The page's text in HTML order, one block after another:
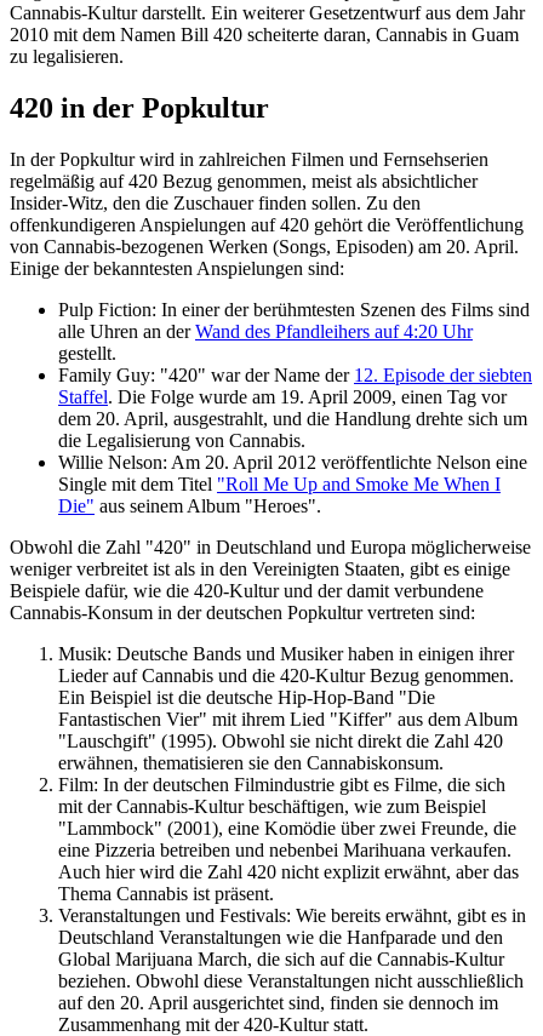
Cannabis-Kultur darstellt. Ein weiterer Gesetzentwurf aus dem Jahr
2010 mit dem Namen Bill 420 scheiterte daran, Cannabis in Guam
zu legalisieren.
420 in der Popkultur
In der Popkultur wird in zahlreichen Filmen und Fernsehserien
regelmäßig auf 420 Bezug genommen, meist als absichtlicher
Insider-Witz, den die Zuschauer finden sollen. Zu den
offenkundigeren Anspielungen auf 420 gehört die Veröffentlichung
von Cannabis-bezogenen Werken (Songs, Episoden) am 20. April.
Einige der bekanntesten Anspielungen sind:
Pulp Fiction: In einer der berühmtesten Szenen des Films sind
alle Uhren an derWand des Pfandleihers auf 4:20 Uhr
gestellt.
Family Guy: "420" war der Name der 12. Episode der siebten
Staffel. Die Folge wurde am 19. April 2009, einen Tag vor
dem 20. April, ausgestrahlt, und die Handlung drehte sich um
die Legalisierung von Cannabis.
Willie Nelson: Am 20. April 2012 veröffentlichte Nelson eine
Single mit dem Titel "Roll Me Up and Smoke Me When I
Die" aus seinem Album "Heroes".
Obwohl die Zahl "420" in Deutschland und Europa möglicherweise
weniger verbreitet ist als in den Vereinigten Staaten, gibt es einige
Beispiele dafür, wie die 420-Kultur und der damit verbundene
Cannabis-Konsum in der deutschen Popkultur vertreten sind:
Musik: Deutsche Bands und Musiker haben in einigen ihrer
Lieder auf Cannabis und die 420-Kultur Bezug genommen.
Ein Beispiel ist die deutsche Hip-Hop-Band "Die
Fantastischen Vier" mit ihrem Lied "Kiffer" aus dem Album
"Lauschgift" (1995). Obwohl sie nicht direkt die Zahl 420
erwähnen, thematisieren sie den Cannabiskonsum.
Film: In der deutschen Filmindustrie gibt es Filme, die sich
mit der Cannabis-Kultur beschäftigen, wie zum Beispiel
"Lammbock" (2001), eine Komödie über zwei Freunde, die
eine Pizzeria betreiben und nebenbei Marihuana verkaufen.
Auch hier wird die Zahl 420 nicht explizit erwähnt, aber das
Thema Cannabis ist präsent.
Veranstaltungen und Festivals: Wie bereits erwähnt, gibt es in
Deutschland Veranstaltungen wie die Hanfparade und den
Global Marijuana March, die sich auf die Cannabis-Kultur
beziehen. Obwohl diese Veranstaltungen nicht ausschließlich
auf den 20. April ausgerichtet sind, finden sie dennoch im
Zusammenhang mit der 420-Kultur statt.